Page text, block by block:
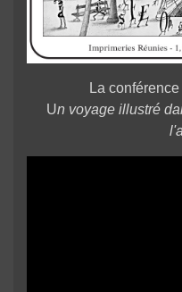
La
Un voyage illustré